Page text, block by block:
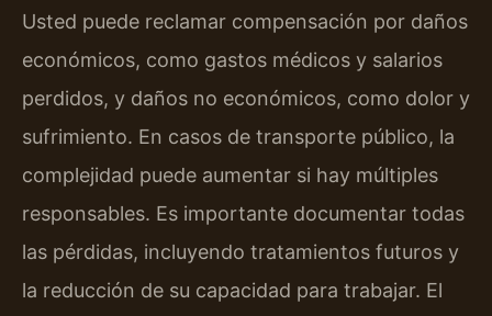
Usted puede reclamar compensación por daños
económicos, como gastos médicos y salarios
perdidos, y daños no económicos, como dolor y
sufrimiento. En casos de transporte público, la
complejidad puede aumentar si hay múltiples
responsables. Es importante documentar todas
las pérdidas, incluyendo tratamientos futuros y
la reducción de su capacidad para trabajar. El